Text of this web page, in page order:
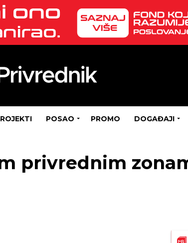
POSAO PROMO DOGAĐAJI
privrednim